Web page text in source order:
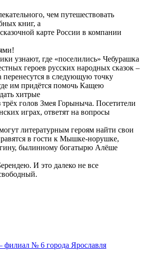
чем путешествовать
книг, а
карте России в компании
узнают, где «поселились» Чебурашка
героев русских народных сказок –
перенесутся в следующую точку
им придётся помочь Кащею
хитрые
трёх голов Змея Горыныча. Посетители
играх, ответят на вопросы
литературным героям найти свои
в гости к Мышке-норушке,
былинному богатырю Алёше
И это далеко не все
филиал № 6 города Ярославля